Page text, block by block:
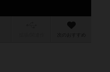
次のおすすめ